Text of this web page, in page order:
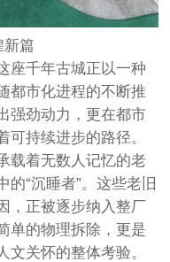
新篇
座千年古城正以一种
都市化进程的不断推
强劲动力，更在都市
持续进步的路径。
载着无数人记忆的老
“沉睡者”。这些老旧
，正被逐步纳入整厂
单的物理拆除，更是
关怀的整体考验。